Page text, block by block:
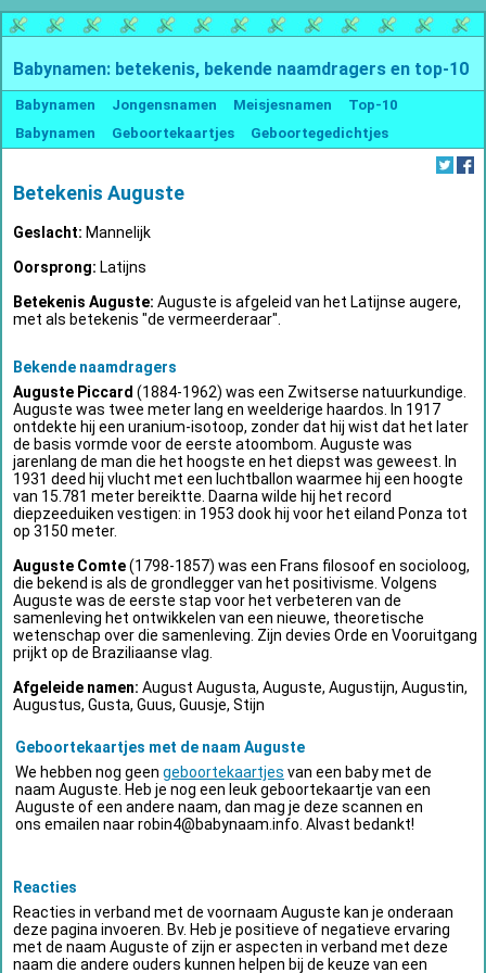
Babynamen: betekenis, bekende naamdragers en top-10
Babynamen Jongensnamen Meisjesnamen
Top-10
Babynamen
Geboortekaartjes Geboortegedichtjes
Betekenis Auguste
Geslacht: Mannelijk
Oorsprong: Latijns
Betekenis Auguste: Auguste is afgeleid van het Latijnse augere,
met als betekenis "de vermeerderaar".
Bekende naamdragers
Auguste Piccard (1884-1962) was een Zwitserse natuurkundige.
Auguste was twee meter lang en weelderige haardos. In 1917
ontdekte hij een uranium-isotoop, zonder dat hij wist dat het later
de basis vormde voor de eerste atoombom. Auguste was
jarenlang de man die het hoogste en het diepst was geweest. In
1931 deed hij vlucht met een luchtballon waarmee hij een hoogte
van 15.781 meter bereiktte. Daarna wilde hij het record
diepzeeduiken vestigen: in 1953 dook hij voor het eiland Ponza tot
op 3150 meter.
Auguste Comte(1798-1857) was een Frans filosoof en socioloog,
die bekend is als de grondlegger van het positivisme. Volgens
Auguste was de eerste stap voor het verbeteren van de
samenleving het ontwikkelen van een nieuwe, theoretische
wetenschap over die samenleving. Zijn devies Orde en Vooruitgang
prijkt op de Braziliaanse vlag.
Afgeleide namen: August Augusta, Auguste, Augustijn, Augustin,
Augustus, Gusta, Guus, Guusje, Stijn
Geboortekaartjes met de naam Auguste
We hebben nog geen geboortekaartjes van een baby met de
naam Auguste. Heb je nog een leuk geboortekaartje van een
Auguste of een andere naam, dan mag je deze scannen en
ons emailen naarrobin4@babynaam.info . Alvast bedankt!
Reacties
Reacties in verband met de voornaam Auguste kan je onderaan
deze pagina invoeren. Bv. Heb je positieve of negatieve ervaring
met de naam Auguste of zijn er aspecten in verband met deze
naam die andere ouders kunnen helpen bij de keuze van een